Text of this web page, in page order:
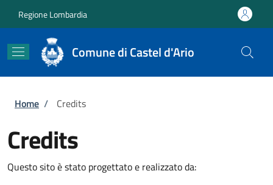
Regione Lombardia
Comune di Castel d'Ario
Briciole di pane
Home / Credits
Credits
Questo sito è stato progettato e realizzato da: